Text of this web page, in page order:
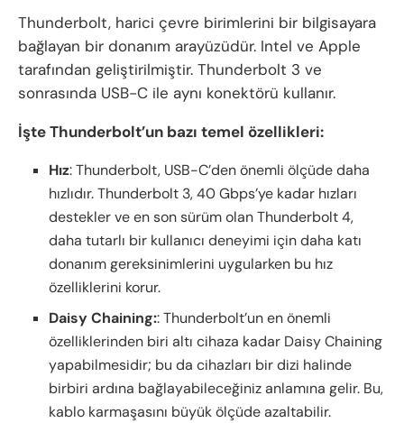
Thunderbolt, harici çevre birimlerini bir bilgisayara
bağlayan bir donanım arayüzüdür. Intel ve Apple
tarafından geliştirilmiştir. Thunderbolt 3 ve
sonrasında USB-C ile aynı konektörü kullanır.
İşte Thunderbolt’un bazı temel özellikleri:
Hız: Thunderbolt, USB-C’den önemli ölçüde daha
hızlıdır. Thunderbolt 3, 40 Gbps’ye kadar hızları
destekler ve en son sürüm olan Thunderbolt 4,
daha tutarlı bir kullanıcı deneyimi için daha katı
donanım gereksinimlerini uygularken bu hız
özelliklerini korur.
Daisy Chaining:: Thunderbolt’un en önemli
özelliklerinden biri altı cihaza kadar Daisy Chaining
yapabilmesidir; bu da cihazları bir dizi halinde
birbiri ardına bağlayabileceğiniz anlamına gelir. Bu,
kablo karmaşasını büyük ölçüde azaltabilir.